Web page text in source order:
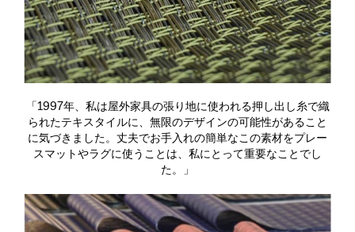
「1997年、私は屋外家具の張り地に使われる押し出し糸で織
られたテキスタイルに、無限のデザインの可能性があること
に気づきました。丈夫でお手入れの簡単なこの素材をプレー
スマットやラグに使うことは、私にとって重要なことでし
た。」